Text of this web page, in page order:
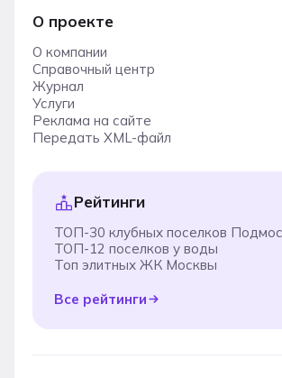
О проекте
О компании
Справочный центр
Журнал
Услуги
Реклама на сайте
Передать XML-файл
Рейтинги
ТОП-30 клубных поселков
ТОП-12 поселков у воды
Топ элитных ЖК Москвы
Все рейтинги